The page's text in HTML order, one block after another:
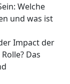
Welche
und was ist
Impact der
Das